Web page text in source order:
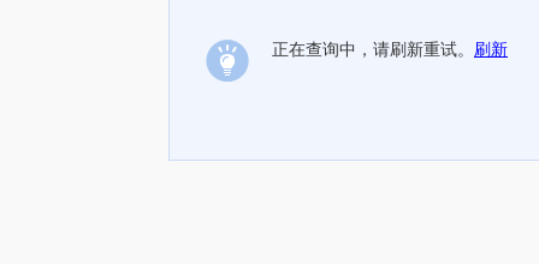
正在查询中，请刷新重试。 刷新